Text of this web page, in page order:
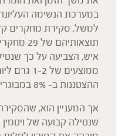
במערכת הנשימה העליונה,
למשל. סקירת מחקרים
ממוצעים
ההצטננות ב- 8% במבוגרים, וב- 14% בילדים.
אך המעניין הוא,